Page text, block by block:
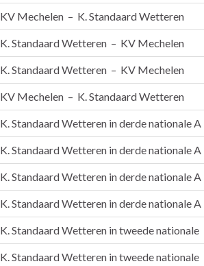
KV Mechelen – K. Standaard Wetteren
K. Standaard Wetteren – KV Mechelen
K. Standaard Wetteren – KV Mechelen
KV Mechelen – K. Standaard Wetteren
K. Standaard Wetteren in derde nationale A
K. Standaard Wetteren in derde nationale A
K. Standaard Wetteren in derde nationale A
K. Standaard Wetteren in derde nationale A
K. Standaard Wetteren in tweede nationale
K. Standaard Wetteren in tweede nationale